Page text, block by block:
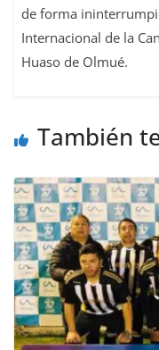
de forma
Internacional de la
Huaso de Olmué.
También